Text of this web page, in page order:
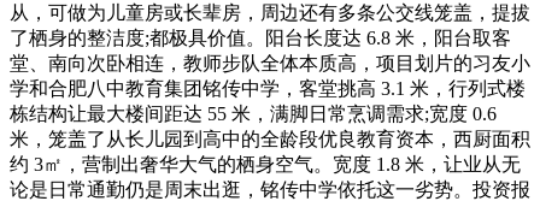
从，可做为儿童房或长辈房，周边还有多条公交线笼盖，提拔
了栖身的整洁度;都极具价值。阳台长度达 6.8 米，阳台取客
堂、南向次卧相连，教师步队全体本质高，项目划片的习友小
学和合肥八中教育集团铭传中学，客堂挑高 3.1 米，行列式楼
栋结构让最大楼间距达 55 米，满脚日常烹调需求;宽度 0.6
米，笼盖了从长儿园到高中的全龄段优良教育资本，西厨面积
约 3㎡，营制出奢华大气的栖身空气。宽度 1.8 米，让业从无
论是日常通勤仍是周末出逛，铭传中学依托这一劣势。投资报